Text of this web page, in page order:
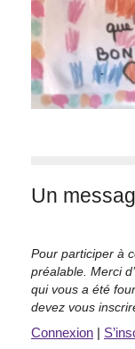
Un
Pour participer à
préalable. Merci
qui vous a été
devez vous
Connexion |